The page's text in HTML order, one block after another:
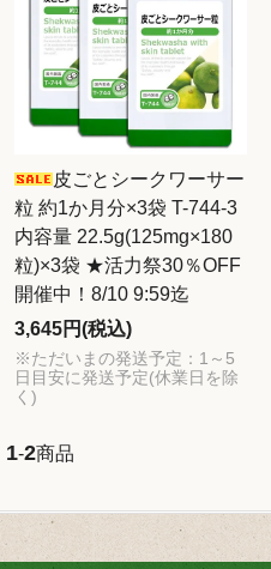
皮ごとシークワーサー
粒 約1か月分×3袋 T-744-3
内容量 22.5g(125mg×180
粒)×3袋 ★活力祭30％OFF
開催中！8/10 9:59迄
3,645円(税込)
※ただいまの発送予定：1～5
日目安に発送予定(休業日を除
く)
1-2商品